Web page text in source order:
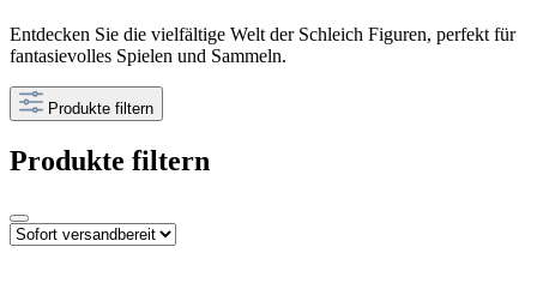
Entdecken Sie die vielfältige Welt der Schleich Figuren, perfekt für
fantasievolles Spielen und Sammeln.
Produkte filtern
Produkte filtern